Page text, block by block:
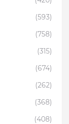
(593)
(758)
(315)
(674)
(262)
(368)
(408)